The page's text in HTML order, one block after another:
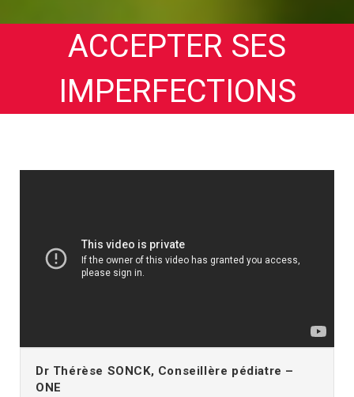
ACCEPTER SES
IMPERFECTIONS
Dr Thérèse SONCK, Conseillère pédiatre –
ONE